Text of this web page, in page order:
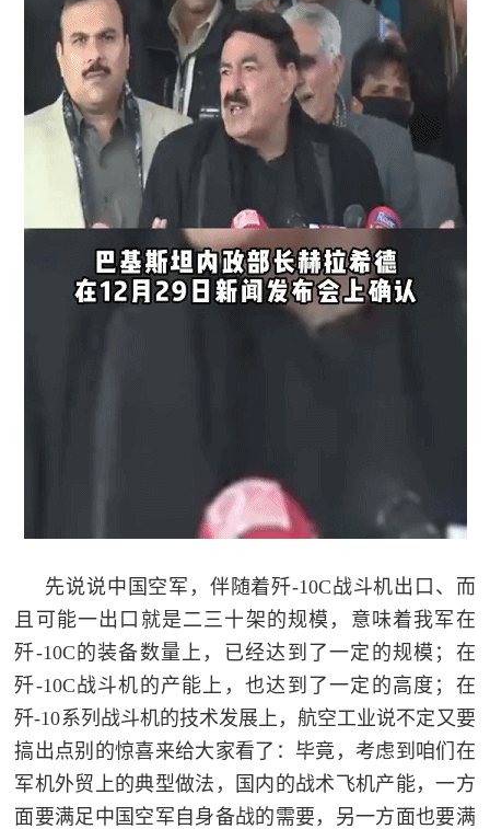
先说说中国空军，伴随着歼-10C战斗机出口、而
且可能一出口就是二三十架的规模，意味着我军在
歼-10C的装备数量上，已经达到了一定的规模；在
歼-10C战斗机的产能上，也达到了一定的高度；在
歼-10系列战斗机的技术发展上，航空工业说不定又要
搞出点别的惊喜来给大家看了：毕竟，考虑到咱们在
军机外贸上的典型做法，国内的战术飞机产能，一方
面要满足中国空军自身备战的需要，另一方面也要满